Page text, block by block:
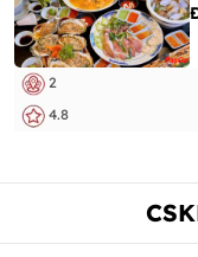
2
4.8